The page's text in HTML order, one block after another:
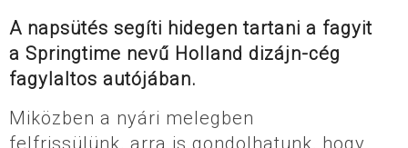
A napsütés segíti hidegen tartani a fagyit
a Springtime nevű Holland dizájn-cég
fagylaltos autójában.
Miközben a nyári melegben
felfrissülünk, arra is gondolhatunk, hogy